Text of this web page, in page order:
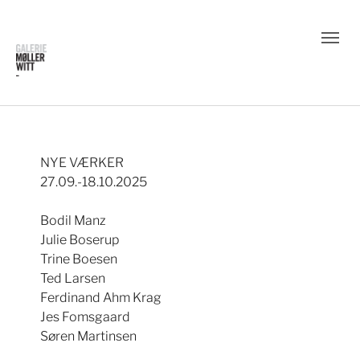
NYE VÆRKER
27.09.-18.10.2025
Bodil Manz
Julie Boserup
Trine Boesen
Ted Larsen
Ferdinand Ahm Krag
Jes Fomsgaard
Søren Martinsen